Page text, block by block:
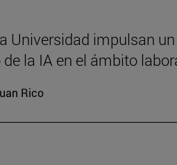
Universidad impulsan
la IA en el ámbito
Rico